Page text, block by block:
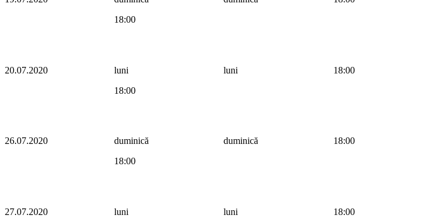
18:00
20.07.2020
luni
18:00
luni 18:00
26.07.2020
duminică
18:00
duminică 18:00
27.07.2020
luni
luni 18:00